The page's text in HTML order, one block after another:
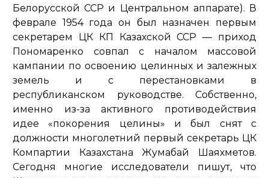
Белорусской ССР и Центральном аппарате). В
феврале 1954 года он был назначен первым
секретарем ЦК КП Казахской ССР — приход
Пономаренко совпал с началом массовой
кампании по освоению целинных и залежных
земель и с перестановками в
республиканском руководстве. Собственно,
именно из-за активного противодействия
идее «покорения целины» и был снят с
должности многолетний первый секретарь ЦК
Компартии Казахстана Жумабай Шаяхметов.
Сегодня многие исследователи пишут, что